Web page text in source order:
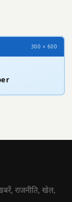
300 × 600
राजनीति, खेल,